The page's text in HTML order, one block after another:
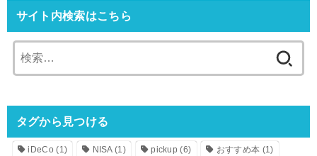
サイト内検索はこちら
索:
タグから見つける
iDeCo (1) NISA(1) pickup (6) おすすめ本 (1)